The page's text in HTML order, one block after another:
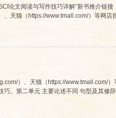
论文阅读与写作技巧详解”新书推介链接
天猫（https://www.tmall.com/）等网店
）、天猫（https://www.tmall.com/）
。第二单元 主要论述不同 句型及其修